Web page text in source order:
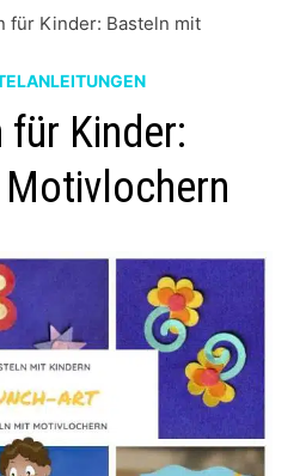
für Kinder: Basteln mit
Kinder: